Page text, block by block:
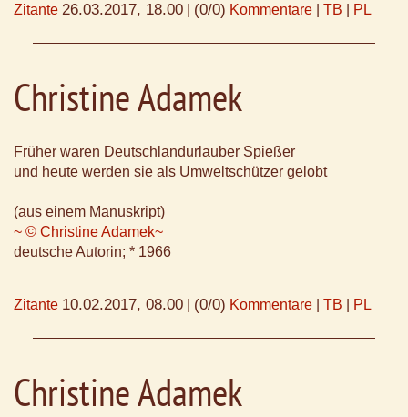
Zitante 26.03.2017, 18.00 (0/0) Kommentare TB PL
Christine Adamek
Früher waren Deutschlandurlauber Spießer
und heute werden sie als Umweltschützer gelobt
(aus einem Manuskript)
~ © Christine Adamek~
deutsche Autorin; * 1966
Zitante 10.02.2017, 08.00 (0/0) Kommentare TB PL
Christine Adamek